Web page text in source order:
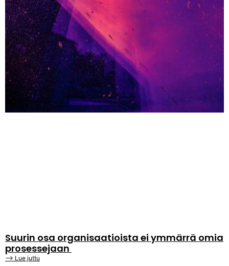
Suurin osa organisaatioista ei ymmärrä omia
prosessejaan
⟶ Lue juttu